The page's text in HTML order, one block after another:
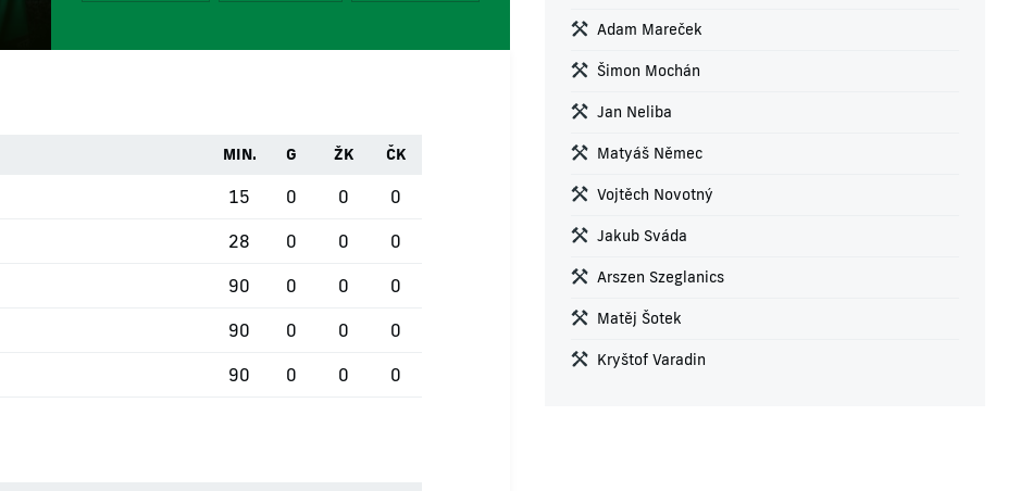
MIN. G ŽK ČK
15 0 0 0
28 0 0 0
90 0 0 0
90 0 0 0
90 0 0 0
Adam Mareček
Šimon Mochán
Jan Neliba
Matyáš Němec
Vojtěch Novotný
Jakub Sváda
Arszen Szeglanics
Matěj Šotek
Kryštof Varadin